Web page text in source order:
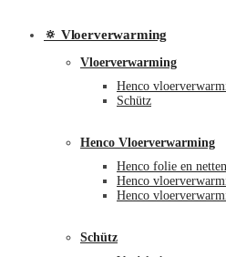
🔅 Vloerverwarming
Vloerverwarming
Henco
Schütz
Henco Vloerverwarming
Henco folie en netten
Henco
Henco
Schütz